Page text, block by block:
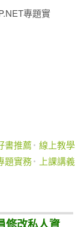
專題實
書推薦
線上教學
題實務 上課講義